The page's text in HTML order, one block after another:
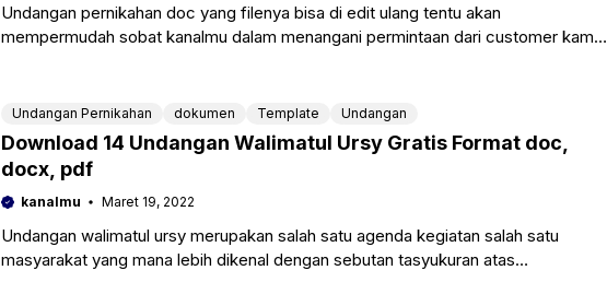
Undangan pernikahan doc yang filenya bisa di edit ulang tentu akan
mempermudah sobat kanalmu dalam menangani permintaan dari customer kamu,
Undangan Pernikahan dokumen Template Undangan
Download 14 Undangan Walimatul Ursy Gratis Format doc,
docx, pdf
kanalmu Maret 19, 2022
Undangan walimatul ursy merupakan salah satu agenda kegiatan salah satu
masyarakat yang mana lebih dikenal dengan sebutan tasyukuran atas